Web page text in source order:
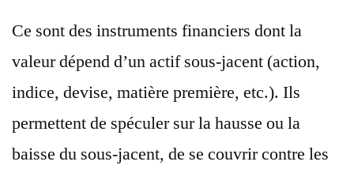
Ce sont des instruments financiers dont la
valeur dépend d’un actif sous-jacent (action,
indice, devise, matière première, etc.). Ils
permettent de spéculer sur la hausse ou la
baisse du sous-jacent, de se couvrir contre les